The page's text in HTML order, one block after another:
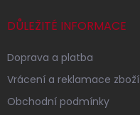
DŮLEŽITÉ INFORMACE
Doprava a platba
Vrácení a reklamace zboží
Obchodní podmínky